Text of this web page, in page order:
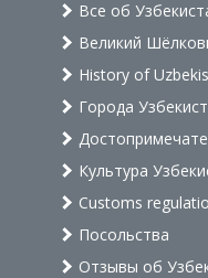
Все об
Великий
History of
Города
Культура
Customs
Посольства
Отзывы об